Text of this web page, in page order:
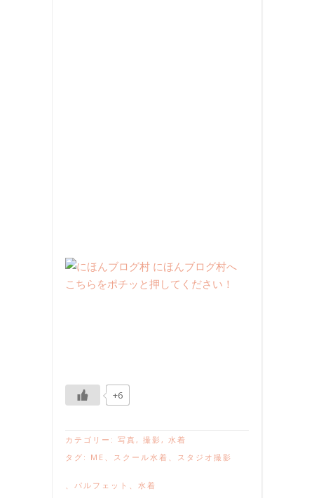
こちらをポチッと押してください！
+6
カテゴリー: 写真 , 撮影, 水着
タグ: ME 、 スクール水着 、 スタジオ撮影
、 パルフェット 、 水着